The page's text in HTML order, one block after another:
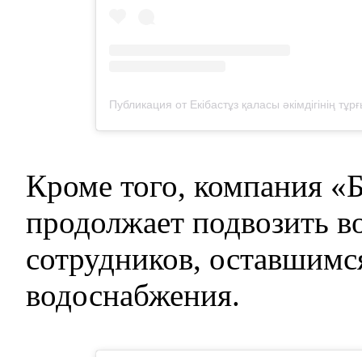
Кроме того, компания
продолжает подвозить
сотрудников,
водоснабжения.